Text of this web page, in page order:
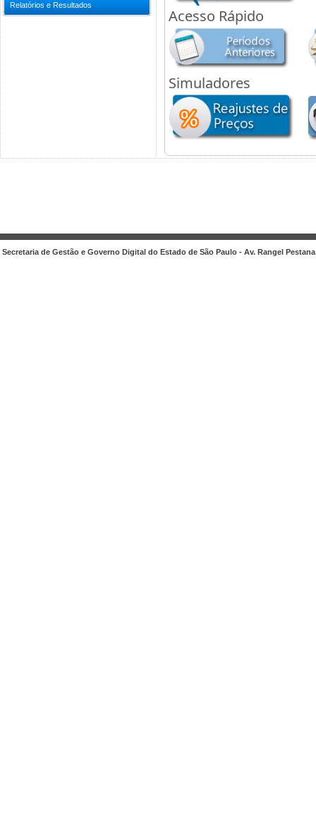
Relatórios e Resultados
Acesso Rápido
Simuladores
Secretaria de Gestão e Governo Digital do Estado de São Paulo - Av. Rangel